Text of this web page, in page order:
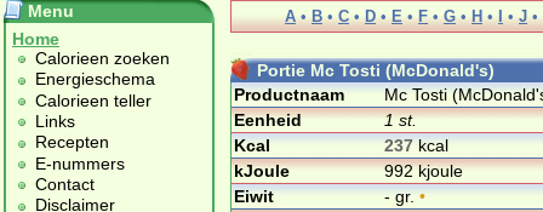
Menu
Home
Calorieen zoeken
Energieschema
Calorieen teller
Links
Recepten
E-nummers
Contact
Disclaimer
A • B • C • D • E • F • G • H • I • J •
Portie Mc Tosti (McDonald's)
Productnaam
Mc Tosti
Eenheid
1 st.
Kcal
237 kcal
kJoule
992 kjoule
Eiwit
- gr. •